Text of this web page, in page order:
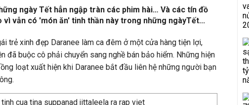
ngày Tết hẳn ngập tràn các phim hài… Và các tín đồ
vì vẫn có 'món ăn' tinh thần này trong những ngàyTết...
trẻ xinh đẹp Daranee làm ca đêm ở một cửa hàng tiện lợi,
đã buộc cô phải chuyển sang nghề bán bảo hiểm. Những hiện
loạt xuất hiện khi Daranee bắt đầu liên hệ những người bạn